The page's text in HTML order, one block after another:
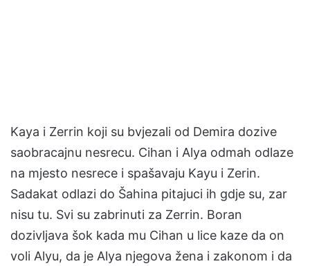
Kaya i Zerrin koji su bvjezali od Demira dozive
saobracajnu nesrecu. Cihan i Alya odmah odlaze
na mjesto nesrece i spašavaju Kayu i Zerin.
Sadakat odlazi do Šahina pitajuci ih gdje su, zar
nisu tu. Svi su zabrinuti za Zerrin. Boran
dozivljava šok kada mu Cihan u lice kaze da on
voli Alyu, da je Alya njegova žena i zakonom i da